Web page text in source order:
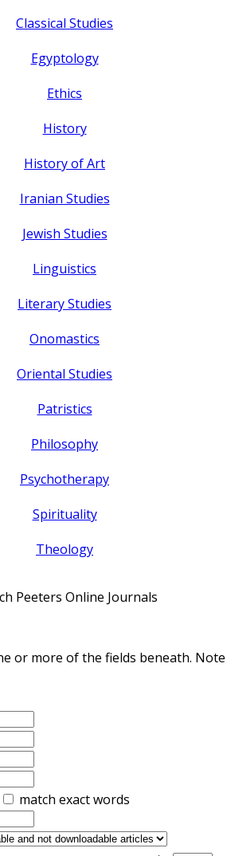
Classical Studies
Egyptology
Ethics
History
History of Art
Iranian Studies
Jewish Studies
Linguistics
Literary Studies
Onomastics
Oriental Studies
Patristics
Philosophy
Psychotherapy
Spirituality
Theology
Peeters Online Journals
or more of the fields beneath.
match exact words